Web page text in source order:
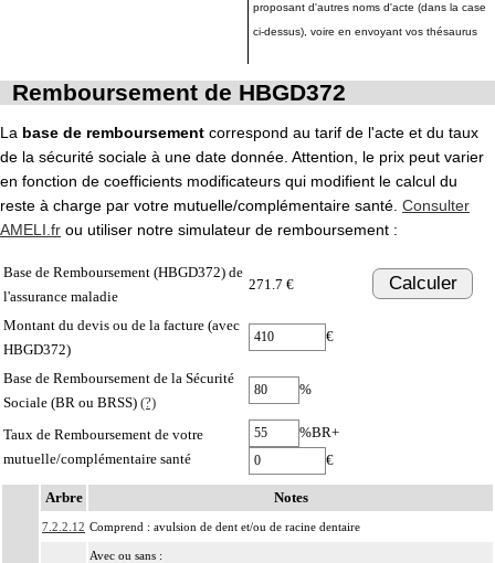
proposant d'autres noms d'acte (dans la case
ci-dessus), voire en envoyant vos thésaurus
Remboursement de HBGD372
La base de remboursement correspond au tarif de l'acte et du taux
de la sécurité sociale à une date donnée. Attention, le prix peut varier
en fonction de coefficients modificateurs qui modifient le calcul du
reste à charge par votre mutuelle/complémentaire santé. Consulter
AMELI.fr ou utiliser notre simulateur de remboursement :
Base de Remboursement (HBGD372) de
l'assurance maladie
271.7 € Calculer
Montant du devis ou de la facture (avec
HBGD372)
€
Base de Remboursement de la Sécurité
Sociale (BR ou BRSS) (?)
%
Taux de Remboursement de votre
mutuelle/complémentaire santé
%BR+
€
Arbre Notes
7.2.2.12 Comprend : avulsion de dent et/ou de racine dentaire
Avec ou sans :